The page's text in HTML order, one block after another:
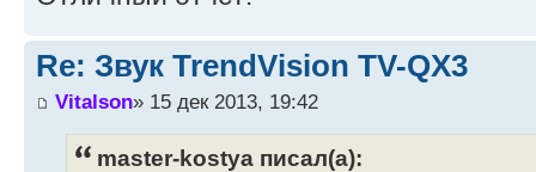
Re: Звук TrendVision TV-QX3
Vitalson» 15 дек 2013, 19:42
master-kostya писал(а):